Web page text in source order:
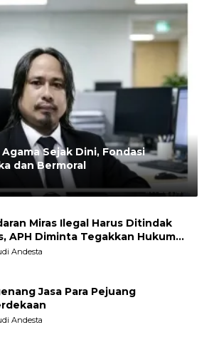
Sejak Dini, Fondasi
dan Bermoral
Miras Ilegal Harus Ditindak
APH Diminta Tegakkan Hukum
Pandang Bulu
Andesta
Jasa Para Pejuang
Andesta